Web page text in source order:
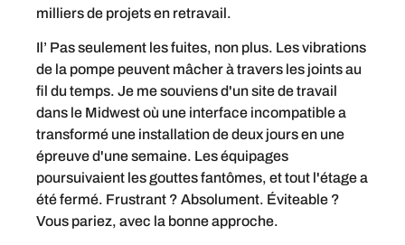
milliers de projets en retravail.
Il’ Pas seulement les fuites, non plus. Les vibrations
de la pompe peuvent mâcher à travers les joints au
fil du temps. Je me souviens d'un site de travail
dans le Midwest où une interface incompatible a
transformé une installation de deux jours en une
épreuve d'une semaine. Les équipages
poursuivaient les gouttes fantômes, et tout l'étage a
été fermé. Frustrant ? Absolument. Éviteable ?
Vous pariez, avec la bonne approche.